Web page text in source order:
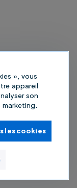
», vous
appareil
son
les cookies